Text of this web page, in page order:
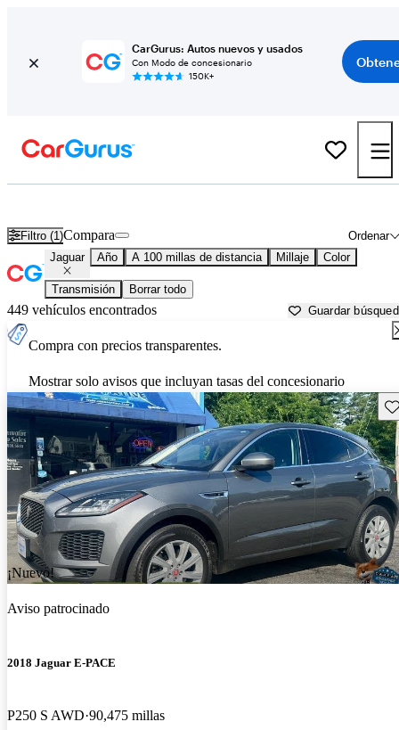
CarGurus: Autos nuevos y usados
Con Modo de concesionario
150K+
Filtro (1) Ordenar
Compara
Jaguar Año A 100 millas de distancia Millaje Color
Transmisión Borrar todo
449 vehículos encontrados Guardar
Compra con precios transparentes.
Mostrar solo avisos que incluyan tasas del concesionario
¡Nuevo!
Aviso patrocinado
2018 Jaguar E-PACE
P250 S AWD 90,475 millas